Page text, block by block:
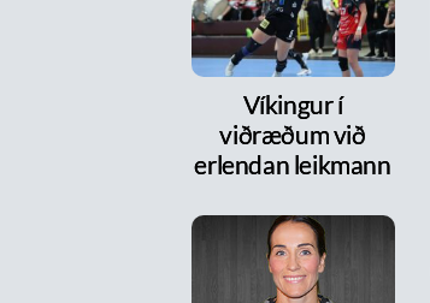
Víkingur í
viðræðum við
erlendan leikmann